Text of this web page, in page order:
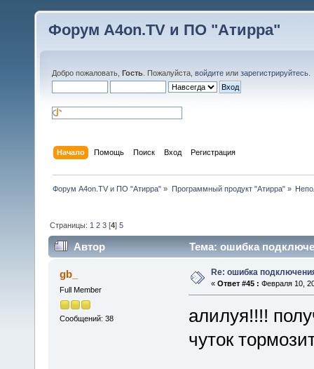
Форум A4on.TV и ПО "Атирра"
Добро пожаловать, Гость . Пожалуйста, войдите или зарегистрируйтесь
Начало Помощь Поиск Вход Регистрация
Форум A4on.TV и ПО "Атирра" » Программный продукт "Атирра"»
Страницы: 1 2 3 [4]5
Автор Тема: ошибка
gb_
Full Member
Сообщений: 38
Re: ошибка
« Ответ #45 : Февраля 10,
алилуя!!!!
чуток